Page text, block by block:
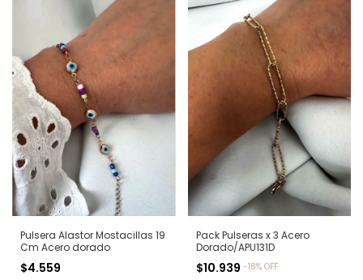
Pulsera Alastor Mostacillas 19
Cm Acero dorado
$4.559
Pack Pulseras x 3 Acero
Dorado/APU131D
$10.939 -18% OFF